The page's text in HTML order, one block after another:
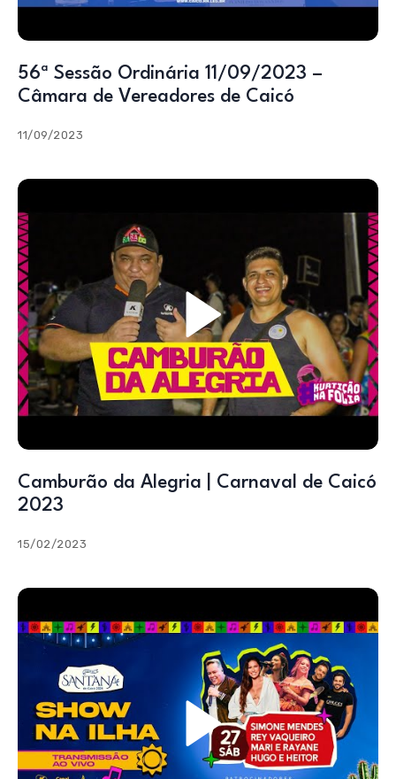
56ª Sessão Ordinária 11/09/2023 –
Câmara de Vereadores de Caicó
11/09/2023
Camburão da Alegria | Carnaval de Caicó
2023
15/02/2023